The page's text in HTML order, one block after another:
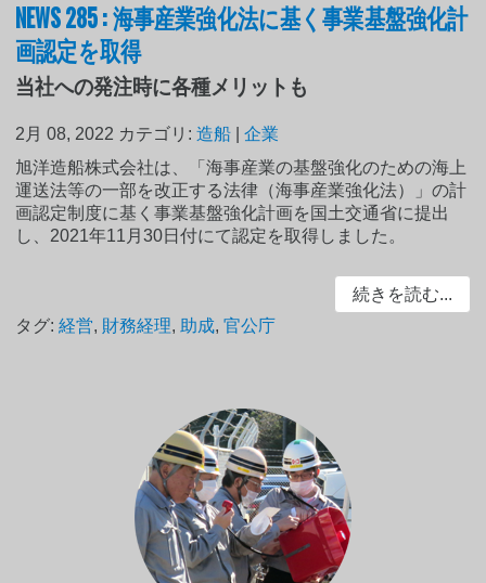
NEWS 285 : 海事産業強化法に基く事業基盤強化計
画認定を取得
当社への発注時に各種メリットも
2月 08, 2022 カテゴリ:造船 |企業
旭洋造船株式会社は、「海事産業の基盤強化のための海上
運送法等の一部を改正する法律（海事産業強化法）」の計
画認定制度に基く事業基盤強化計画を国土交通省に提出
し、2021年11月30日付にて認定を取得しました。
続きを読む...
タグ:経営, 財務経理, 助成,官公庁